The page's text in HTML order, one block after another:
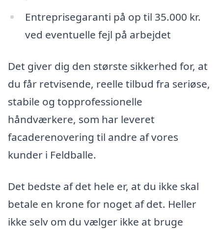
Entreprisegaranti på op til 35.000 kr.
ved eventuelle fejl på arbejdet
Det giver dig den største sikkerhed for, at
du får retvisende, reelle tilbud fra seriøse,
stabile og topprofessionelle
håndværkere, som har leveret
facaderenovering til andre af vores
kunder i Feldballe.
Det bedste af det hele er, at du ikke skal
betale en krone for noget af det. Heller
ikke selv om du vælger ikke at bruge